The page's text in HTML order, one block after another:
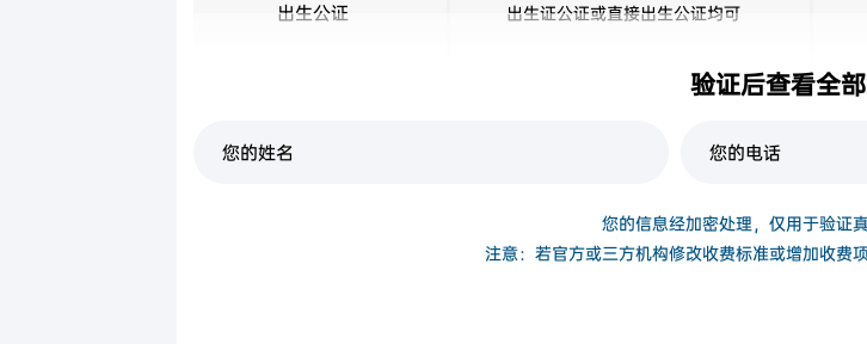
出生公证 出生证公证或直接出生公证均可
验证后查看全
您的信息经加密处理，仅用于验证
注意：若官方或三方机构修改收费标准或增加收费